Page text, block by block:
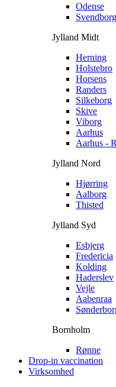
Odense
Svendborg
Jylland Midt
Herning
Holstebro
Horsens
Randers
Silkeborg
Skive
Viborg
Aarhus
Aarhus -
Jylland Nord
Hjørring
Aalborg
Thisted
Jylland Syd
Esbjerg
Fredericia
Kolding
Haderslev
Vejle
Aabenraa
Bornholm
Rønne
Drop-in vaccination
Virksomhed